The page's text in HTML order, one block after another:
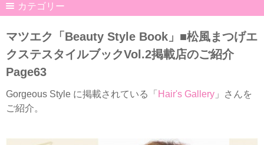
カテゴリー
マツエク「Beauty Style Book」■松風まつげエ
クステスタイルブックVol.2掲載店のご紹介
Page63
Gorgeous Style に掲載されている「Hair's Gallery 」さんを
ご紹介。